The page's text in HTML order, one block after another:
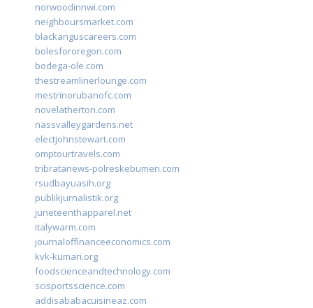
norwoodinnwi.com
neighboursmarket.com
blackanguscareers.com
bolesfororegon.com
bodega-ole.com
thestreamlinerlounge.com
mestrinorubanofc.com
novelatherton.com
nassvalleygardens.net
electjohnstewart.com
omptourtravels.com
tribratanews-polreskebumen.com
rsudbayuasih.org
publikjurnalistik.org
juneteenthapparel.net
italywarm.com
journaloffinanceeconomics.com
kvk-kumari.org
foodscienceandtechnology.com
scisportsscience.com
addisababacuisineaz.com